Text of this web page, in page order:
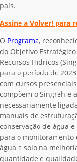
país.
Assine a Volver! para
O Programa,
do Objetivo
Recursos Hídricos (
para o período de
com cursos
compõem o Singreh e
necessariamente
manuais de
conservação de água
para o monitoramento
água e solo na
quantidade e